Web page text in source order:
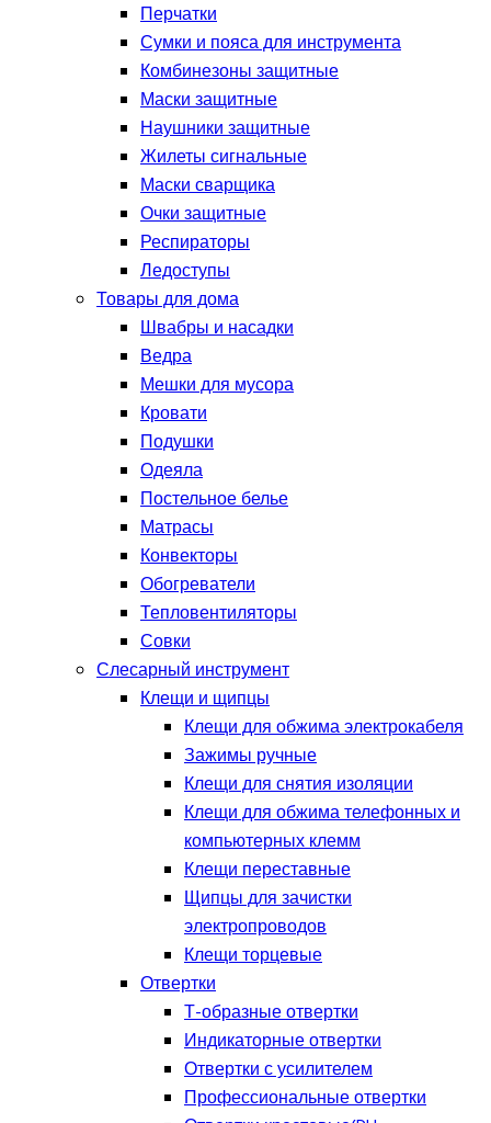
Перчатки
Сумки и пояса для инструмента
Комбинезоны защитные
Маски защитные
Наушники защитные
Жилеты сигнальные
Маски сварщика
Очки защитные
Респираторы
Ледоступы
Товары для дома
Швабры и насадки
Ведра
Мешки для мусора
Кровати
Подушки
Одеяла
Постельное белье
Матрасы
Конвекторы
Обогреватели
Тепловентиляторы
Совки
Слесарный инструмент
Клещи и щипцы
Клещи для обжима электрокабеля
Зажимы ручные
Клещи для снятия изоляции
Клещи для обжима телефонных и
компьютерных клемм
Клещи переставные
Щипцы для зачистки
электропроводов
Клещи торцевые
Отвертки
Т-образные отвертки
Индикаторные отвертки
Отвертки с усилителем
Профессиональные отвертки